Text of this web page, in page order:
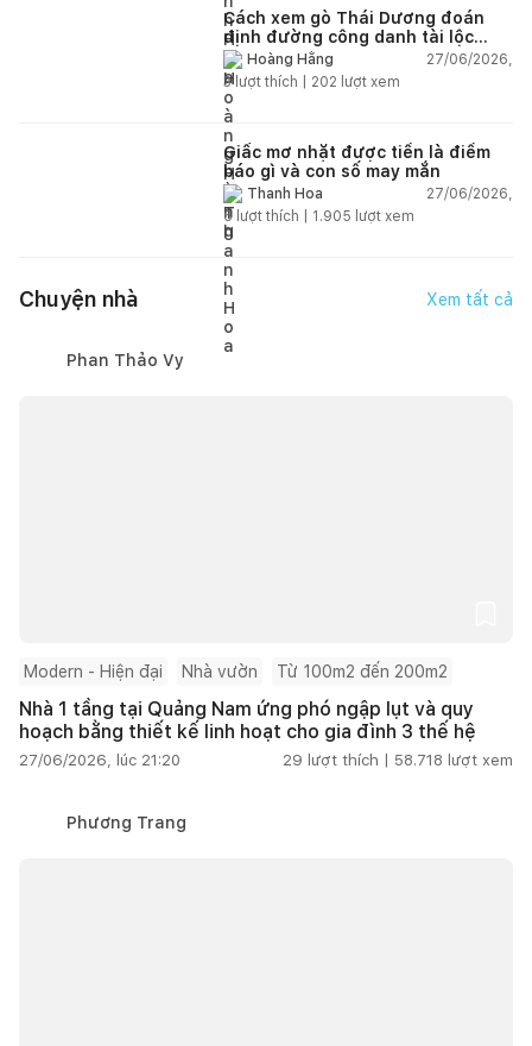
Cách xem gò Thái Dương đoán
định đường công danh tài lộc
theo nhân tướng học
Hoàng Hằng
27/06/2026,
3lượt thích | 202 lượt xem
Giấc mơ nhặt được tiền là điềm
báo gì và con số may mắn
Thanh Hoa
27/06/2026,
6 lượt thích | 1.905 lượt xem
Chuyện nhà Xem tất cả
Phan Thảo Vy
Modern - Hiện đại Nhà vườn Từ 100m2 đến 200m2
Nhà 1 tầng tại Quảng Nam ứng phó ngập lụt và quy
hoạch bằng thiết kế linh hoạt cho gia đình 3 thế hệ
27/06/2026, lúc 21:20 29 lượt thích | 58.718 lượt xem
Phương Trang